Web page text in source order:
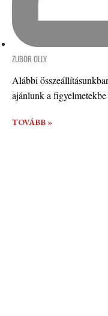
ZUBOR OLLY
Alábbi
ajánlunk a
TOVÁBB »